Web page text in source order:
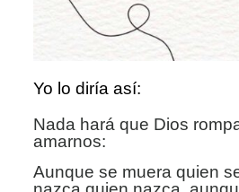
Yo lo diría así:
Nada hará que Dios
amarnos:
Aunque se muera quien